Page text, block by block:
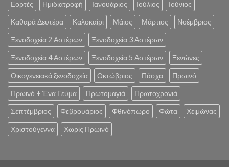
Εορτές Ημιδιατροφή Ιανουάριος Ιούλιος Ιούνιος
Καθαρά Δευτέρα Καλοκαίρι Μάιος Μάρτιος Νοέμβριος
Ξενοδοχεία 2 Αστέρων Ξενοδοχεία 3 Αστέρων
Ξενοδοχεία 4 Αστέρων Ξενοδοχεία 5 Αστέρων Ξενώνες
Οικογενειακά ξενοδοχεία Οκτώβριος Πάσχα Πρωινό
Πρωινό + Ένα Γεύμα Πρωτομαγιά Πρωτοχρονιά
Σεπτέμβριος Φεβρουάριος Φθινόπωρο Φώτα Χειμώνας
Χριστούγεννα Χωρίς Πρωινό